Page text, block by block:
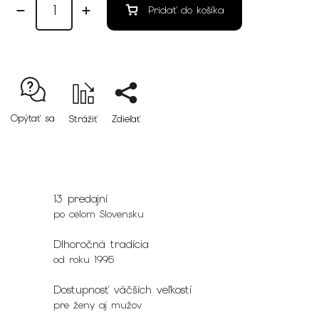
Pridať do košíka
Opýtať sa Strážiť Zdieľať
13 predajní
po celom Slovensku
Dlhoročná tradícia
od roku 1995
Dostupnosť väčších veľkostí
pre ženy aj mužov